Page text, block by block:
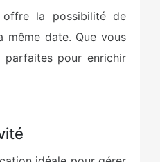
la possibilité de
même date. Que vous
parfaites pour enrichir